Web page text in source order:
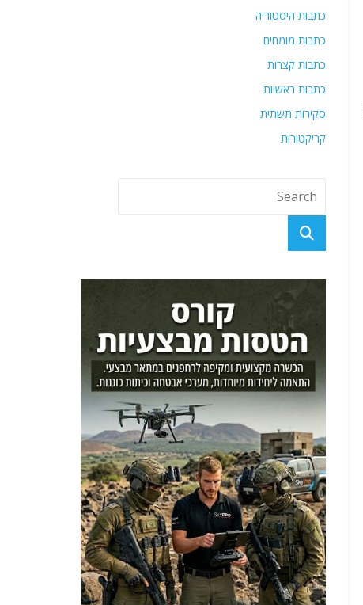
כתבות היסטוריה
כתבות מומחים
כתבות קצרות
כתבות ראשיות
סקירות תשתית
קריקטורות